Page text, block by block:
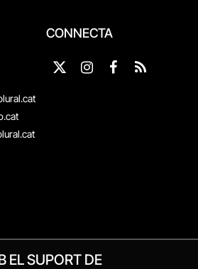
CONNECTA
X
Instagram
Facebook
RSS
EL SUPORT DE